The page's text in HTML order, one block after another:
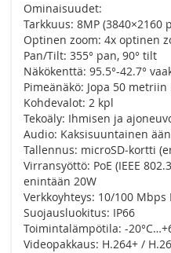
Ominaisuudet:
Tarkkuus: 8MP (3840×2160
Optinen zoom: 4x optinen
Pan/Tilt: 355° pan, 90° tilt
Näkökenttä: 95.5°-42.7°
Pimeänäkö: Jopa 50 metriin
Kohdevalot: 2 kpl
Tekoäly: Ihmisen ja
Audio: Kaksisuuntainen
Tallennus: microSD‑kortti
Virransyöttö: PoE (IEEE
enintään 20W
Verkkoyhteys: 10/100 Mbps
Suojausluokitus: IP66
Toimintalämpötila: -
Videopakkaus: H.264+ /